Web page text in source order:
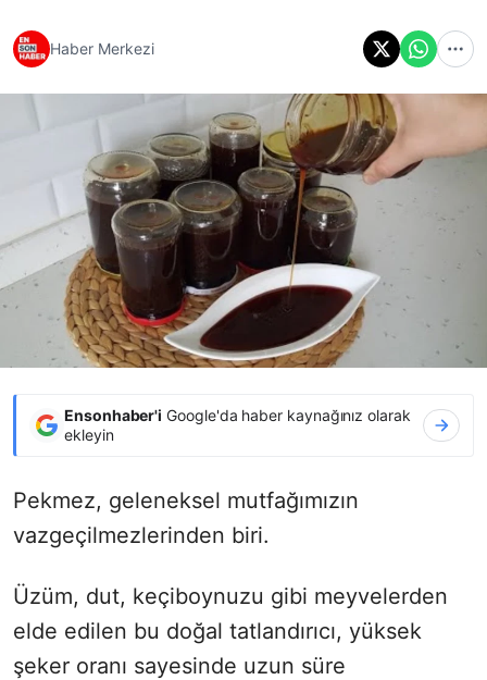
Haber Merkezi
Ensonhaber'i Google'da haber kaynağınız olarak
ekleyin
Pekmez, geleneksel mutfağımızın
vazgeçilmezlerinden biri.
Üzüm, dut, keçiboynuzu gibi meyvelerden
elde edilen bu doğal tatlandırıcı, yüksek
şeker oranı sayesinde uzun süre